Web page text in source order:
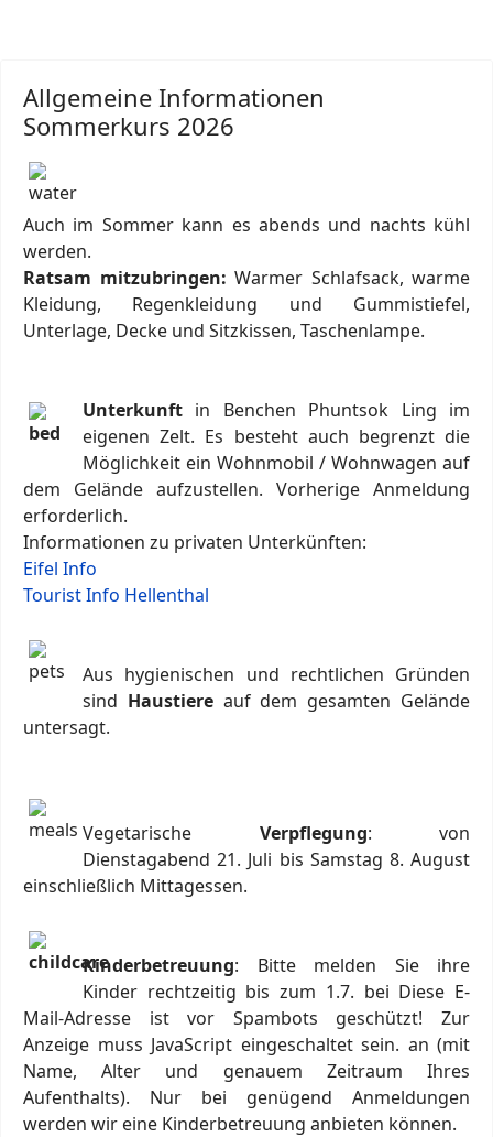
Allgemeine Informationen
Sommerkurs 2026
Auch im Sommer kann es abends und nachts kühl
werden.
Ratsam mitzubringen: Warmer Schlafsack, warme
Kleidung, Regenkleidung und Gummistiefel,
Unterlage, Decke und Sitzkissen, Taschenlampe.
Unterkunft in Benchen Phuntsok Ling im
eigenen Zelt. Es besteht auch begrenzt die
Möglichkeit ein Wohnmobil / Wohnwagen auf
dem Gelände aufzustellen. Vorherige Anmeldung
erforderlich.
Informationen zu privaten Unterkünften:
Eifel Info
Tourist Info Hellenthal
Aus hygienischen und rechtlichen Gründen
sind Haustiereauf dem gesamten Gelände
untersagt.
Vegetarische Verpflegung: von
Dienstagabend 21. Juli bis Samstag 8. August
einschließlich Mittagessen.
Kinderbetreuung: Bitte melden Sie ihre
Kinder rechtzeitig bis zum 1.7. bei Diese E-
Mail-Adresse ist vor Spambots geschützt! Zur
Anzeige muss JavaScript eingeschaltet sein. an (mit
Name, Alter und genauem Zeitraum Ihres
Aufenthalts). Nur bei genügend Anmeldungen
werden wir eine Kinderbetreuung anbieten können.